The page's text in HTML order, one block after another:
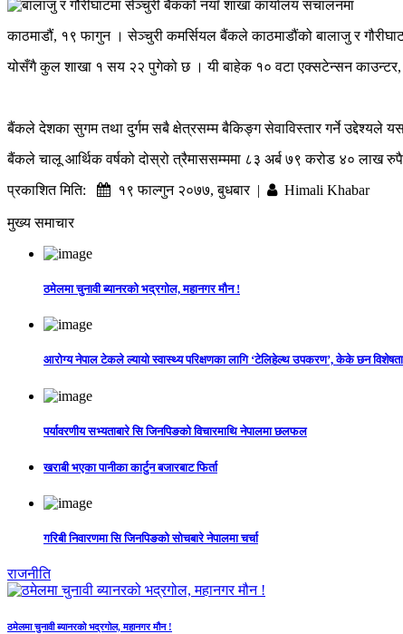
काठमाडौं, १९ फागुन । सेञ्चुरी कमर्सियल बैंकले काठमाडौंको बालाजु र
योसँगै कुल शाखा १ सय २२ पुगेको छ । यी बाहेक १० वटा एक्सटेन्सन काउन्टर,
बैंकले देशका सुगम तथा दुर्गम सबै क्षेत्रसम्म बैकिङ्ग सेवाविस्तार गर्ने उद्देश्यले
बैंकले चालू आर्थिक वर्षको दोस्रो त्रैमाससम्ममा ८३ अर्ब ७९ करोड ४० लाख
प्रकाशित मिति:
१९ फाल्गुन २०७७, बुधबार | Himali Khabar
मुख्य समाचार
ठमेलमा चुनावी ब्यानरको भद्रगोल, महानगर मौन !
आरोग्य नेपाल टेकले ल्यायो स्वास्थ्य परिक्षणका लागि ‘टेलिहेल्थ उपकरण’, केके छन
पर्यावरणीय सभ्यताबारे सि जिनपिङको विचारमाथि नेपालमा छलफल
खराबी भएका पानीका कार्टुन बजारबाट फिर्ता
गरिबी निवारणमा सि जिनपिङको सोचबारे नेपालमा चर्चा
राजनीति
ठमेलमा चुनावी ब्यानरको भद्रगोल, महानगर मौन !